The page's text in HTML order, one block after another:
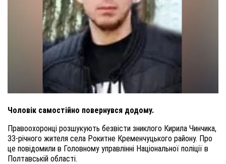
Чоловік самостійно повернувся додому.
Правоохоронці розшукують безвісти зниклого Кирила Чинчика,
33-річного жителя села Рокитне Кременчуцького району. Про
це повідомили в Головному управлінні Національної поліції в
Полтавській області.